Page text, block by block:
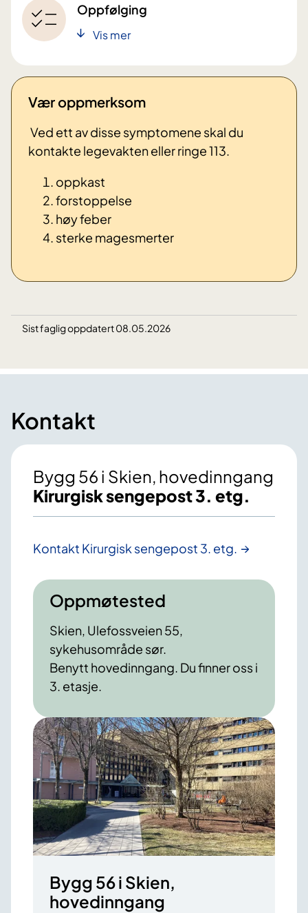
Oppfølging
Vis mer
Vær oppmerksom
Ved ett av disse symptomene skal du
kontakte legevakten eller ringe 113.
oppkast
forstoppelse
høy feber
sterke magesmerter
Sist faglig oppdatert 08.05.2026
Kontakt
Bygg 56 i Skien, hovedinngang
Kirurgisk sengepost 3. etg.
Kontakt Kirurgisk sengepost 3. etg.
Oppmøtested
Skien, Ulefossveien 55,
sykehusområde sør.
Benytt hovedinngang. Du finner oss i
3. etasje.
Bygg 56 i Skien,
hovedinngang